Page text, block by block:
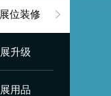
位装修
升级
用品
位装修
升级
用品